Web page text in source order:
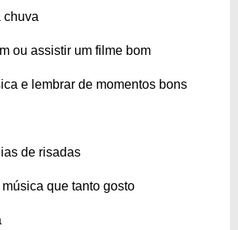
chuva
ou assistir um filme bom
e lembrar de momentos bons
de risadas
que tanto gosto